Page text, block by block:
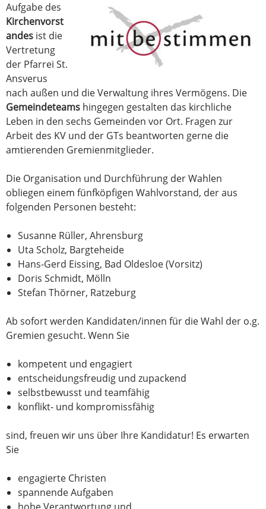
Aufgabe des
Kirchenvorst
andes ist die
Vertretung
der Pfarrei St.
Ansverus
nach außen und die Verwaltung ihres Vermögens. Die
Gemeindeteams hingegen gestalten das kirchliche
Leben in den sechs Gemeinden vor Ort. Fragen zur
Arbeit des KV und der GTs beantworten gerne die
amtierenden Gremienmitglieder.
Die Organisation und Durchführung der Wahlen
obliegen einem fünfköpfigen Wahlvorstand, der aus
folgenden Personen besteht:
Susanne Rüller, Ahrensburg
Uta Scholz, Bargteheide
Hans-Gerd Eissing, Bad Oldesloe (Vorsitz)
Doris Schmidt, Mölln
Stefan Thörner, Ratzeburg
Ab sofort werden Kandidaten/innen für die Wahl der o.g.
Gremien gesucht. Wenn Sie
kompetent und engagiert
entscheidungsfreudig und zupackend
selbstbewusst und teamfähig
konflikt- und kompromissfähig
sind, freuen wir uns über Ihre Kandidatur! Es erwarten
Sie
engagierte Christen
spannende Aufgaben